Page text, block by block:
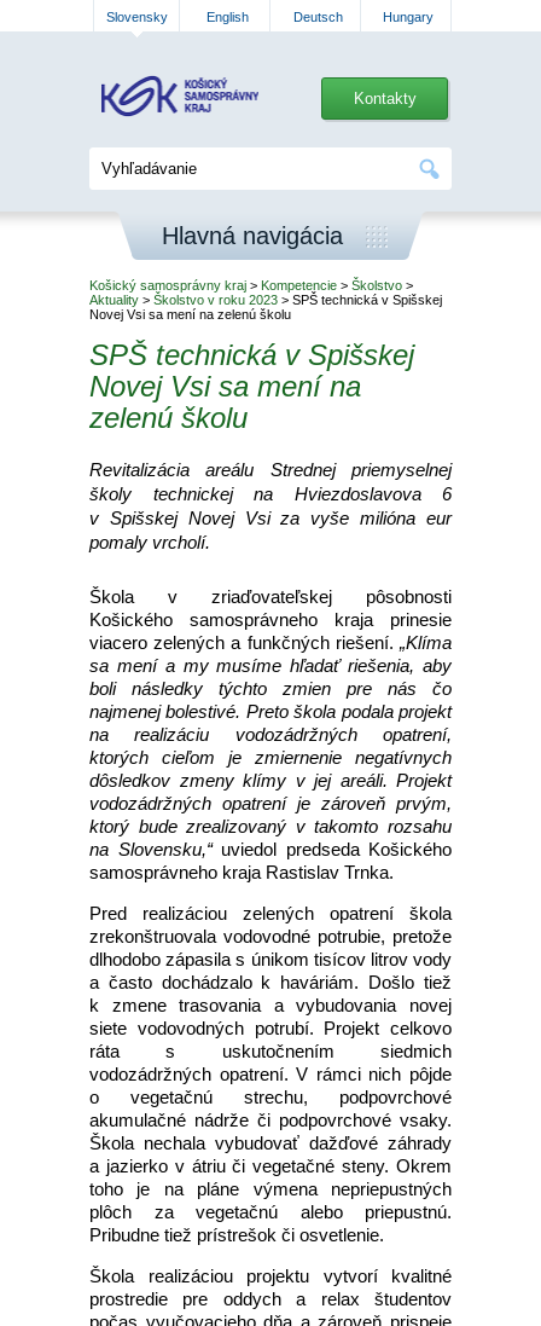
Slovensky English Deutsch Hungary
Kontakty
Hlavná navigácia
Košický samosprávny kraj > Kompetencie > Školstvo >
Aktuality > Školstvo v roku 2023 > SPŠ technická v Spišskej
Novej Vsi sa mení na zelenú školu
SPŠ technická v Spišskej
Novej Vsi sa mení na
zelenú školu
Revitalizácia areálu Strednej priemyselnej
školy technickej na Hviezdoslavova 6
v Spišskej Novej Vsi za vyše milióna eur
pomaly vrcholí.
Škola v zriaďovateľskej pôsobnosti
Košického samosprávneho kraja prinesie
viacero zelených a funkčných riešení. „Klíma
sa mení a my musíme hľadať riešenia, aby
boli následky týchto zmien pre nás čo
najmenej bolestivé. Preto škola podala projekt
na realizáciu vodozádržných opatrení,
ktorých cieľom je zmiernenie negatívnych
dôsledkov zmeny klímy v jej areáli. Projekt
vodozádržných opatrení je zároveň prvým,
ktorý bude zrealizovaný v takomto rozsahu
na Slovensku,“ uviedol predseda Košického
samosprávneho kraja Rastislav Trnka.
Pred realizáciou zelených opatrení škola
zrekonštruovala vodovodné potrubie, pretože
dlhodobo zápasila s únikom tisícov litrov vody
a často dochádzalo k haváriám. Došlo tiež
k zmene trasovania a vybudovania novej
siete vodovodných potrubí. Projekt celkovo
ráta s uskutočnením siedmich
vodozádržných opatrení. V rámci nich pôjde
o vegetačnú strechu, podpovrchové
akumulačné nádrže či podpovrchové vsaky.
Škola nechala vybudovať dažďové záhrady
a jazierko v átriu či vegetačné steny. Okrem
toho je na pláne výmena nepriepustných
plôch za vegetačnú alebo priepustnú.
Pribudne tiež prístrešok či osvetlenie.
Škola realizáciou projektu vytvorí kvalitné
prostredie pre oddych a relax študentov
počas vyučovacieho dňa a zároveň prispeje